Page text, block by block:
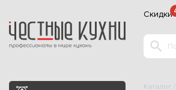
Скидки
Каталог